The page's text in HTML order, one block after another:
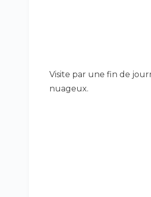
Visite par une fin de
nuageux.